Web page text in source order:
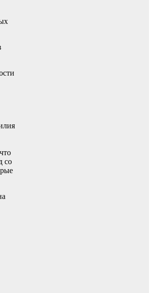
со